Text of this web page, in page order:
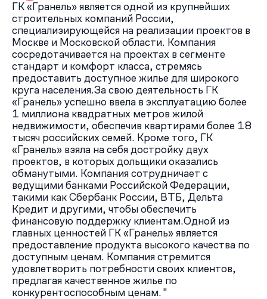
ГК «Гранель» является одной из крупнейших
строительных компаний России,
специализирующейся на реализации проектов в
Москве и Московской области. Компания
сосредотачивается на проектах в сегменте
стандарт и комфорт класса, стремясь
предоставить доступное жилье для широкого
круга населения.За свою деятельность ГК
«Гранель» успешно ввела в эксплуатацию более
1 миллиона квадратных метров жилой
недвижимости, обеспечив квартирами более 18
тысяч российских семей. Кроме того, ГК
«Гранель» взяла на себя достройку двух
проектов, в которых дольщики оказались
обманутыми. Компания сотрудничает с
ведущими банками Российской Федерации,
такими как Сбербанк России, ВТБ, Дельта
Кредит и другими, чтобы обеспечить
финансовую поддержку клиентам.Одной из
главных ценностей ГК «Гранель» является
предоставление продукта высокого качества по
доступным ценам. Компания стремится
удовлетворить потребности своих клиентов,
предлагая качественное жилье по
конкурентоспособным ценам."